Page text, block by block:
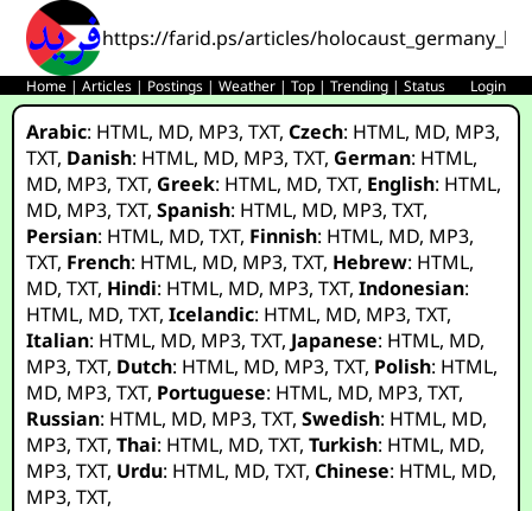
https://farid.ps/articles/
Home |Articles | Postings |Weather |Top |Trending |Status Login
Arabic: HTML, MD, MP3,TXT,Czech: HTML, MD, MP3,
TXT, Danish: HTML, MD, MP3,TXT, German: HTML,
MD, MP3,TXT, Greek: HTML, MD,TXT, English: HTML,
MD, MP3,TXT,Spanish: HTML, MD, MP3,TXT,
Persian: HTML, MD,TXT, Finnish: HTML, MD, MP3,
TXT, French: HTML, MD, MP3,TXT, Hebrew: HTML,
MD,TXT, Hindi: HTML, MD, MP3,TXT,Indonesian:
HTML, MD,TXT,Icelandic: HTML, MD, MP3,TXT,
Italian: HTML, MD, MP3,TXT, Japanese: HTML, MD,
MP3,TXT, Dutch: HTML, MD, MP3,TXT, Polish: HTML,
MD, MP3,TXT, Portuguese: HTML, MD, MP3,TXT,
Russian: HTML, MD, MP3,TXT,Swedish: HTML, MD,
MP3,TXT,Thai: HTML, MD,TXT,Turkish: HTML, MD,
MP3,TXT, Urdu: HTML, MD,TXT,Chinese: HTML, MD,
MP3,TXT,